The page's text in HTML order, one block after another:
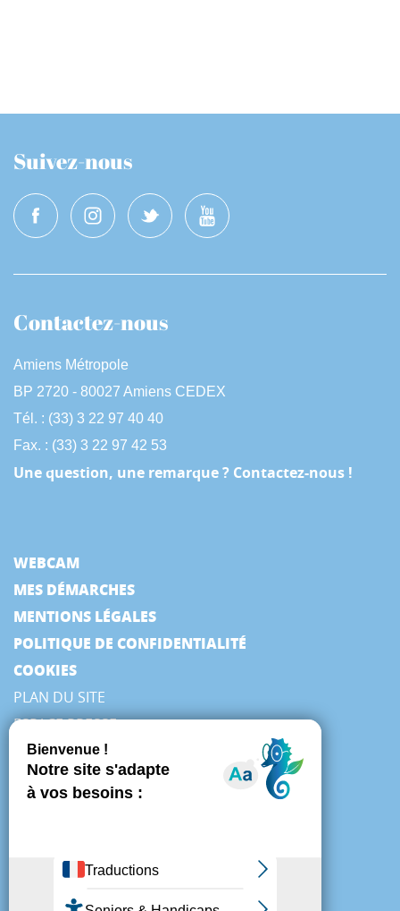
Suivez-nous
Contactez-nous
Amiens Métropole
BP 2720 - 80027 Amiens CEDEX
Tél. : (33) 3 22 97 40 40
Fax. : (33) 3 22 97 42 53
Une question, une remarque ? Contactez-nous !
WEBCAM
MES DÉMARCHES
MENTIONS LÉGALES
POLITIQUE DE CONFIDENTIALITÉ
COOKIES
PLAN DU SITE
ESPACE PRESSE